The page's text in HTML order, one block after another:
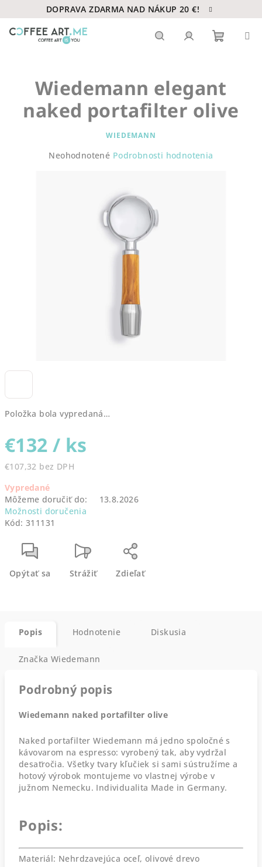
na
obsah
DOPRAVA ZDARMA NAD NÁKUP 20 €!
košík
Položka bola vypredaná…
€132 / ks
€107,32 bez DPH
cena:
Vypredané
Môžeme doručiť do:
13.8.2026
Možnosti doručenia
Kód: 311131
Opýtať sa Strážiť Zdieľať
Wiedemann elegant
naked portafilter olive
WIEDEMANN
Priemerné
Neohodnotené Podrobnosti hodnotenia
Popis Hodnotenie Diskusia
Značka Wiedemann
Podrobný popis
Wiedemann naked portafilter olive
Naked portafilter Wiedemann má jedno spoločné s
kávovarom na espresso: vyrobený tak, aby vydržal
desaťročia. Všetky tvary kľučiek si sami sústružíme a
hotový výrobok montujeme vo vlastnej výrobe v
južnom Nemecku. Individualita Made in Germany.
Popis:
Materiál: Nehrdzavejúca oceľ, olivové drevo